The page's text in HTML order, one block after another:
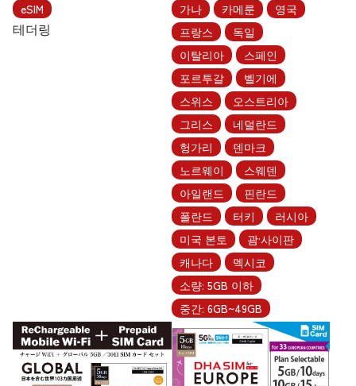
eSIM
테더링
가나
카메룬
영국
프랑스
독일
이탈리아
스페인
포르투갈
벨기에
스위스
오스트리아
그리스
네덜란드
헝가리
덴마크
노르웨이
스웨덴
아일랜드
핀란드
폴란드
터키
러시아
미국 본토
괌·사이판
캐나다
멕시코
소량: 5GB 이하
중간: 6GB~49GB